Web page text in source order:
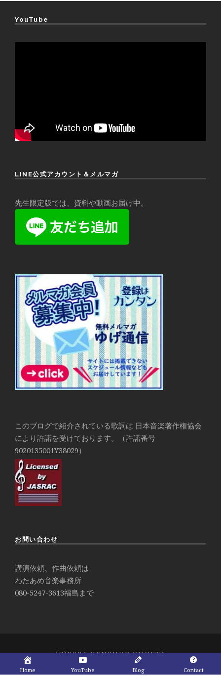
YouTube
LINE公式アカウント＆メルマガ
先生限定版では、資料や動画お届け中。
このブログで紹介されている歌詞は 日本音楽著作権協会
により許諾を受けております。（許諾番号
9020135001Y38029）
お問い合わせ
講演依頼、作曲依頼は
わたあめ音楽事務所
080-5247-3613福島まで
(C)2024 KENSUKE YUGETA
Home YouTube Blog Contact